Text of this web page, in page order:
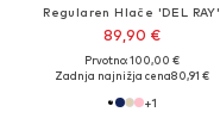
Regularen Hlače 'DEL RAY'
89,90 €
Prvotno: 100,00 €
Zadnja najnižja cena80,91 €
+1